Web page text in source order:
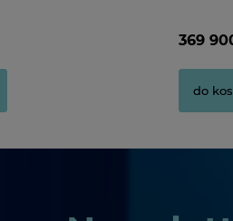
369
do